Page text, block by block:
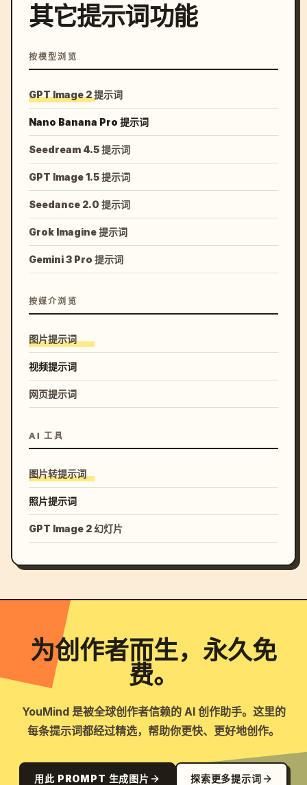
其它提示词功能
按模型浏览
GPT Image 2 提示词
Nano Banana Pro 提示词
Seedream 4.5 提示词
GPT Image 1.5 提示词
Seedance 2.0 提示词
Grok Imagine 提示词
Gemini 3 Pro 提示词
按媒介浏览
图片提示词
视频提示词
网页提示词
AI 工具
图片转提示词
照片提示词
GPT Image 2 幻灯片
为创作者而生，永久免
费。
YouMind 是被全球创作者信赖的 AI 创作助手。这里的
每条提示词都经过精选，帮助你更快、更好地创作。
用此 PROMPT 生成图片 探索更多提示词